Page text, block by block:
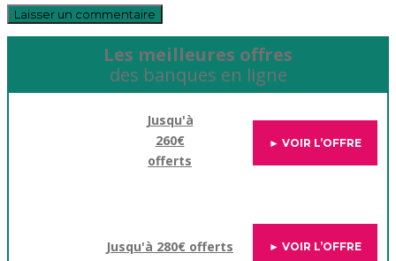
Les meilleures offres
des banques en ligne
Jusqu'à
260€
offerts
► VOIR L’OFFRE
Jusqu'à 280€ offerts ► VOIR L’OFFRE